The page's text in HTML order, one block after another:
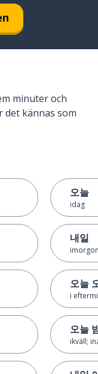
minuter och
det kännas som
오늘
idag
내일
오늘
i
오늘
ikväll;